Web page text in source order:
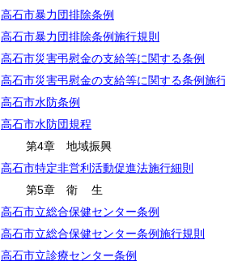
高石市暴力団排除条例
高石市暴力団排除条例施行規則
高石市災害弔慰金の支給等に関する条例
高石市災害弔慰金の支給等に関する条例施
高石市水防条例
高石市水防団規程
第4章 地域振興
高石市特定非営利活動促進法施行細則
第5章 衛生
高石市立総合保健センター条例
高石市立総合保健センター条例施行規則
高石市立診療センター条例